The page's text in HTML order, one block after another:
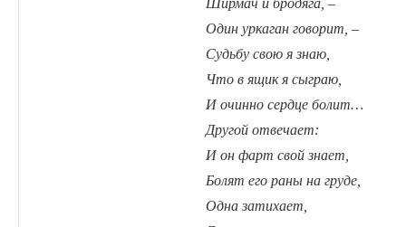
Ширмач и бродяга, –
Один уркаган говорит, –
Судьбу свою я знаю,
Что в ящик я сыграю,
И очинно сердце болит…
Другой отвечает:
И он фарт свой знает,
Болят его раны на груде,
Одна затихает,